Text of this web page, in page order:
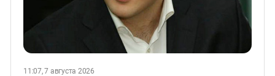
11:07, 7 августа 2026